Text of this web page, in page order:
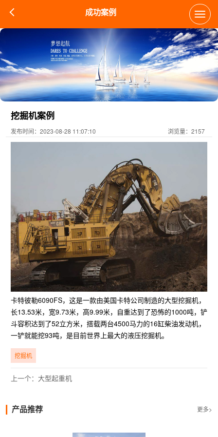
成功案例
挖掘机案例
发布时间：2023-08-28 11:07:10 浏览量：2157
卡特彼勒6090FS，这是一款由美国卡特公司制造的大型挖掘机，
长13.53米，宽9.73米，高9.99米，自重达到了恐怖的1000吨，铲
斗容积达到了52立方米，搭载两台4500马力的16缸柴油发动机，
一铲就能挖93吨，是目前世界上最大的液压挖掘机。
挖掘机
上一个：大型起重机
产品推荐 更多>